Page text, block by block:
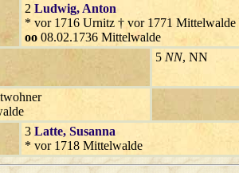
2 Ludwig, Anton
* vor 1716 Urnitz † vor 1771 Mittelwalde
oo 08.02.1736 Mittelwalde
5 NN, NN
3 Latte, Susanna
* vor 1718 Mittelwalde